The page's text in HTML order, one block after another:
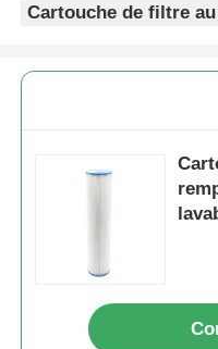
Cartouche de filtre